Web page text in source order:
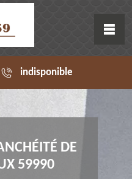
indisponible
DE
59990